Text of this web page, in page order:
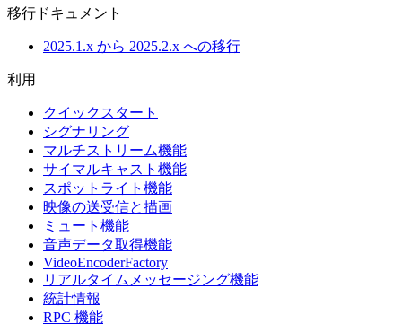
移行ドキュメント
2025.1.x から 2025.2.x への移行
利用
クイックスタート
シグナリング
マルチストリーム機能
サイマルキャスト機能
スポットライト機能
映像の送受信と描画
ミュート機能
音声データ取得機能
VideoEncoderFactory
リアルタイムメッセージング機能
統計情報
RPC 機能